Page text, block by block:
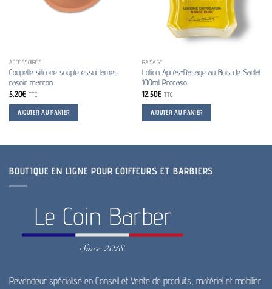
ACCESSOIRES
Coupelle silicone souple essui lames
rasoir marron
5.20€ TTC
AJOUTER AU PANIER
RASAGE
Lotion Après-Rasage au Bois de Santal
100ml Proraso
12.50€ TTC
AJOUTER AU PANIER
BOUTIQUE EN LIGNE POUR COIFFEURS ET BARBIERS
Revendeur spécialisé en Conseil et Vente de produits, matériel et mobilier